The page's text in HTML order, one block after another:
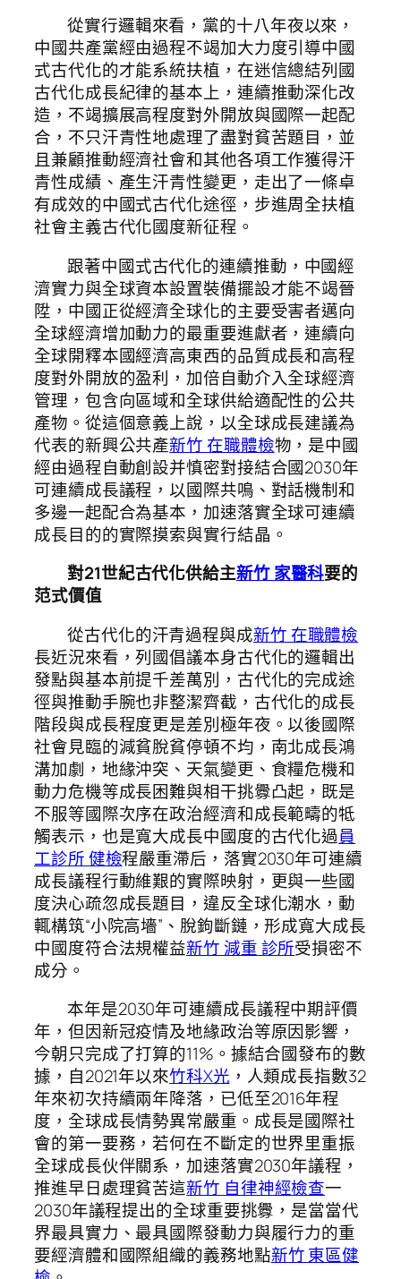
從實行邏輯來看，黨的十八年夜以來，
中國共產黨經由過程不竭加大力度引導中國
式古代化的才能系統扶植，在迷信總結列國
古代化成長紀律的基本上，連續推動深化改
造，不竭擴展高程度對外開放與國際一起配
合，不只汗青性地處理了盡對貧苦題目，並
且兼顧推動經濟社會和其他各項工作獲得汗
青性成績、產生汗青性變更，走出了一條卓
有成效的中國式古代化途徑，步進周全扶植
社會主義古代化國度新征程。
跟著中國式古代化的連續推動，中國經
濟實力與全球資本設置裝備擺設才能不竭晉
陞，中國正從經濟全球化的主要受害者邁向
全球經濟增加動力的最重要進獻者，連續向
全球開釋本國經濟高東西的品質成長和高程
度對外開放的盈利，加倍自動介入全球經濟
管理，包含向區域和全球供給適配性的公共
產物。從這個意義上說，以全球成長建議為
代表的新興公共產新竹 在職體檢物，是中國
經由過程自動創設并慎密對接結合國2030年
可連續成長議程，以國際共鳴、對話機制和
多邊一起配合為基本，加速落實全球可連續
成長目的的實際摸索與實行結晶。
對21世紀古代化供給主新竹 家醫科要的
范式價值
從古代化的汗青過程與成新竹 在職體檢
長近況來看，列國倡議本身古代化的邏輯出
發點與基本前提千差萬別，古代化的完成途
徑與推動手腕也非整潔齊截，古代化的成長
階段與成長程度更是差別極年夜。以後國際
社會見臨的減貧脫貧停頓不均，南北成長鴻
溝加劇，地緣沖突、天氣變更、食糧危機和
動力危機等成長困難與相干挑釁凸起，既是
不服等國際次序在政治經濟和成長範疇的牴
觸表示，也是寬大成長中國度的古代化過員
工診所 健檢程嚴重滯后，落實2030年可連續
成長議程行動維艱的實際映射，更與一些國
度決心疏忽成長題目，違反全球化潮水，動
輒構筑“小院高墻”、脫鉤斷鏈，形成寬大成長
中國度符合法規權益新竹 減重 診所受損密不
成分。
本年是2030年可連續成長議程中期評價
年，但因新冠疫情及地緣政治等原因影響，
今朝只完成了打算的11%。據結合國發布的數
據，自2021年以來竹科X光 ，人類成長指數32
年來初次持續兩年降落，已低至2016年程
度，全球成長情勢異常嚴重。成長是國際社
會的第一要務，若何在不斷定的世界里重振
全球成長伙伴關系，加速落實2030年議程，
推進早日處理貧苦這新竹 自律神經檢查一
2030年議程提出的全球重要挑釁，是當當代
界最具實力、最具國際發動力與履行力的重
要經濟體和國際組織的義務地點新竹 東區健